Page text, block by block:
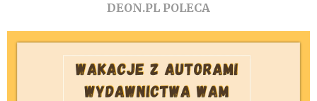
DEON.PL POLECA